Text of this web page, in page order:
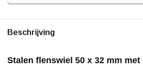
Beschrijving
Stalen flenswiel 50 x 32 mm